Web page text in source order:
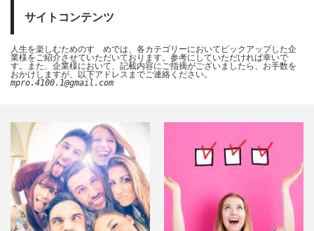
サイトコンテンツ
人生を楽しむためのすゝめでは、各カテゴリーにおいてピックアップした企
業様をご紹介させていただいております。参考にしていただければ幸いで
す。また、企業様において、記載内容にご指摘がございましたら、お手数を
おかけしますが、以下アドレスまでご連絡ください。
mpro.4100.1@gmail.com